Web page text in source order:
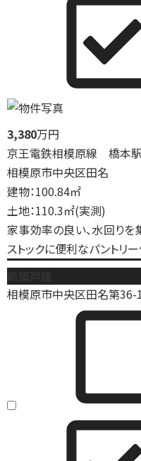
3,380万円
京王電鉄相模原線 橋本
相模原市中央区田名
建物：100.84㎡
土地：110.3㎡(実測)
家事効率の良い、水回り
ストックに便利なパントリー
相模原市中央区田名第